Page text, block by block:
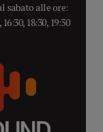
sabato alle ore:
18:30, 19:30